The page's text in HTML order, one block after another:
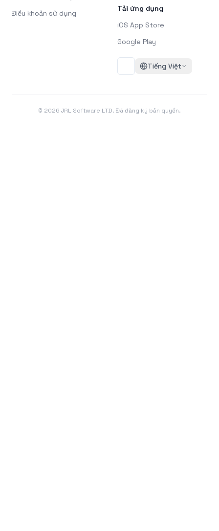
Điều khoản sử dụng
Tải ứng dụng
iOS App Store
Google Play
Tiếng Việt
© 2026 JRL Software LTD. Đã đăng ký bản quyền.